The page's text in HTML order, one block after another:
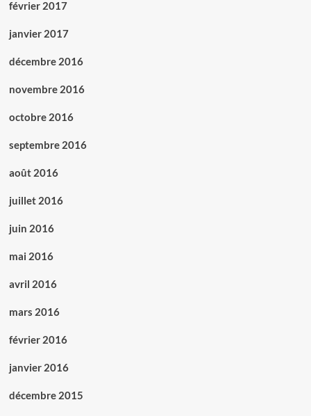
février 2017
janvier 2017
décembre 2016
novembre 2016
octobre 2016
septembre 2016
août 2016
juillet 2016
juin 2016
mai 2016
avril 2016
mars 2016
février 2016
janvier 2016
décembre 2015